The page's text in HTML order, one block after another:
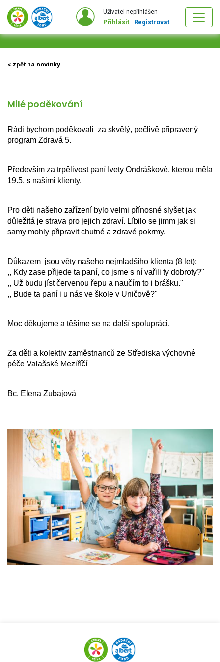
Uživatel nepřihlášen
Přihlásit Registrovat
< zpět na novinky
Milé poděkování
Rádi bychom poděkovali  za skvělý, pečlivě připravený
program Zdravá 5.
Především za trpělivost paní Ivety Ondráškové, kterou měla
19.5. s našimi klienty.
Pro děti našeho zařízení bylo velmi přínosné slyšet jak
důležitá je strava pro jejich zdraví. Líbilo se jimm jak si
samy mohly připravit chutné a zdravé pokrmy.
Důkazem  jsou věty našeho nejmladšího klienta (8 let):
,, Kdy zase přijede ta paní, co jsme s ní vařili ty dobroty?"
,, Už budu jíst červenou řepu a naučím to i brášku."
,, Bude ta paní i u nás ve škole v Uničově?"
Moc děkujeme a těšíme se na další spolupráci.
Za děti a kolektiv zaměstnanců ze Střediska výchovné
péče Valašské Meziříčí
Bc. Elena Zubajová